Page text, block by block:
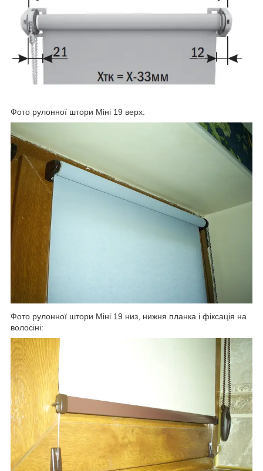
Фото рулонної штори Міні 19 верх:
Фото рулонної штори Міні 19 низ, нижня планка і фіксація на
волосіні: